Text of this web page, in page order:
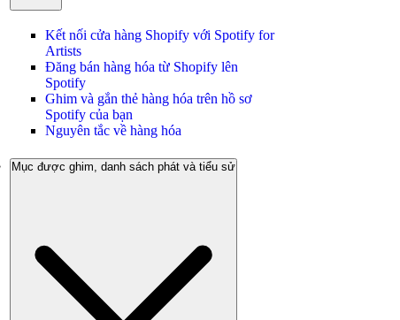
Kết nối cửa hàng Shopify với Spotify for
Artists
Đăng bán hàng hóa từ Shopify lên
Spotify
Ghim và gắn thẻ hàng hóa trên hồ sơ
Spotify của bạn
Nguyên tắc về hàng hóa
Mục được ghim, danh sách phát và tiểu sử